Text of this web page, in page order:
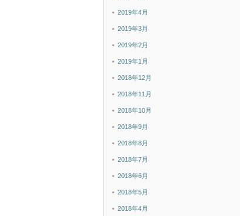
2019年4月
2019年3月
2019年2月
2019年1月
2018年12月
2018年11月
2018年10月
2018年9月
2018年8月
2018年7月
2018年6月
2018年5月
2018年4月